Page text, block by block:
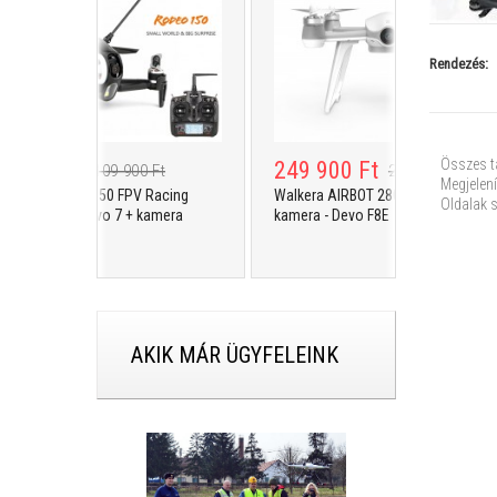
Rendezés:
Összes
Oldalak
109 900 Ft
RODEO 150 FPV Racing
+ Devo 7 + kamera
249 900 Ft 289 900 Ft
Walkera AIRBOT 280 - Ultra HD 4K
kamera - Devo F8E
AKIK MÁR ÜGYFELEINK